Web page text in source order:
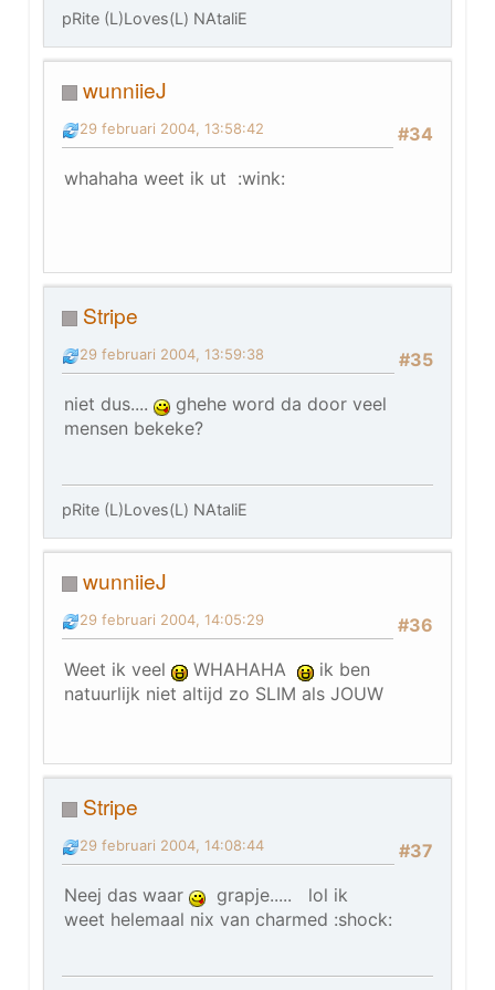
pRite (L)Loves(L) NAtaliE
wunniieJ
#34
29 februari 2004, 13:58:42
whahaha weet ik ut :wink:
Stripe
#35
29 februari 2004, 13:59:38
niet dus....
ghehe word da door veel
mensen bekeke?
pRite (L)Loves(L) NAtaliE
wunniieJ
#36
29 februari 2004, 14:05:29
Weet ik veel WHAHAHA
ik ben
natuurlijk niet altijd zo SLIM als JOUW
Stripe
#37
29 februari 2004, 14:08:44
Neej das waar
grapje..... lol ik
weet helemaal nix van charmed :shock: